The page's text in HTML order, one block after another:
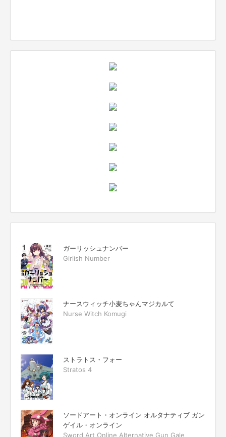
ガーリッシュナンバー
Girlish Number
ナースウィッチ小麦ちゃんマジカルて
Nurse Witch Komugi
ストラトス・フォー
Stratos 4
ソードアート・オンライン オルタナティブ ガン
ゲイル・オンライン
Sword Art Online Alternative Gun Gale